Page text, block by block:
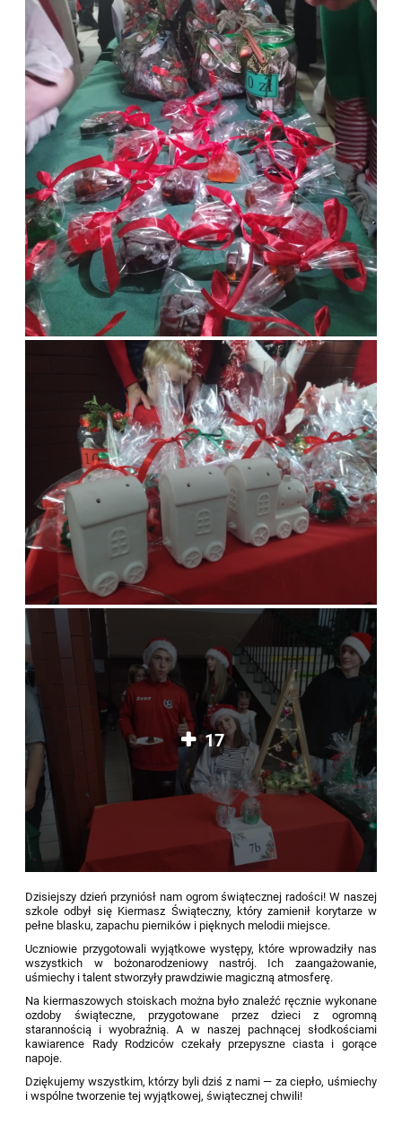
17
Dzisiejszy dzień przyniósł nam ogrom świątecznej radości! W naszej
szkole odbył się Kiermasz Świąteczny, który zamienił korytarze w
pełne blasku, zapachu pierników i pięknych melodii miejsce.
Uczniowie przygotowali wyjątkowe występy, które wprowadziły nas
wszystkich w bożonarodzeniowy nastrój. Ich zaangażowanie,
uśmiechy i talent stworzyły prawdziwie magiczną atmosferę.
Na kiermaszowych stoiskach można było znaleźć ręcznie wykonane
ozdoby świąteczne, przygotowane przez dzieci z ogromną
starannością i wyobraźnią. A w naszej pachnącej słodkościami
kawiarence Rady Rodziców czekały przepyszne ciasta i gorące
napoje.
Dziękujemy wszystkim, którzy byli dziś z nami — za ciepło, uśmiechy
i wspólne tworzenie tej wyjątkowej, świątecznej chwili!